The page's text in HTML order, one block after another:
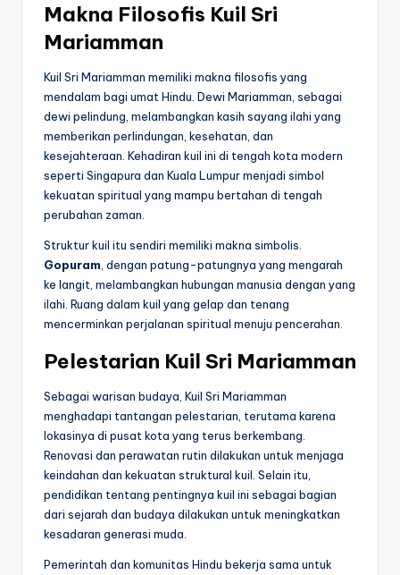
Makna Filosofis Kuil Sri
Mariamman
Kuil Sri Mariamman memiliki makna filosofis yang
mendalam bagi umat Hindu. Dewi Mariamman, sebagai
dewi pelindung, melambangkan kasih sayang ilahi yang
memberikan perlindungan, kesehatan, dan
kesejahteraan. Kehadiran kuil ini di tengah kota modern
seperti Singapura dan Kuala Lumpur menjadi simbol
kekuatan spiritual yang mampu bertahan di tengah
perubahan zaman.
Struktur kuil itu sendiri memiliki makna simbolis.
Gopuram , dengan patung-patungnya yang mengarah
ke langit, melambangkan hubungan manusia dengan yang
ilahi. Ruang dalam kuil yang gelap dan tenang
mencerminkan perjalanan spiritual menuju pencerahan.
Pelestarian Kuil Sri Mariamman
Sebagai warisan budaya, Kuil Sri Mariamman
menghadapi tantangan pelestarian, terutama karena
lokasinya di pusat kota yang terus berkembang.
Renovasi dan perawatan rutin dilakukan untuk menjaga
keindahan dan kekuatan struktural kuil. Selain itu,
pendidikan tentang pentingnya kuil ini sebagai bagian
dari sejarah dan budaya dilakukan untuk meningkatkan
kesadaran generasi muda.
Pemerintah dan komunitas Hindu bekerja sama untuk